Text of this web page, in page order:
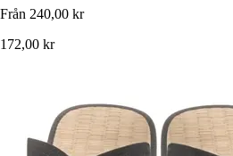
Från 240,00 kr
172,00 kr